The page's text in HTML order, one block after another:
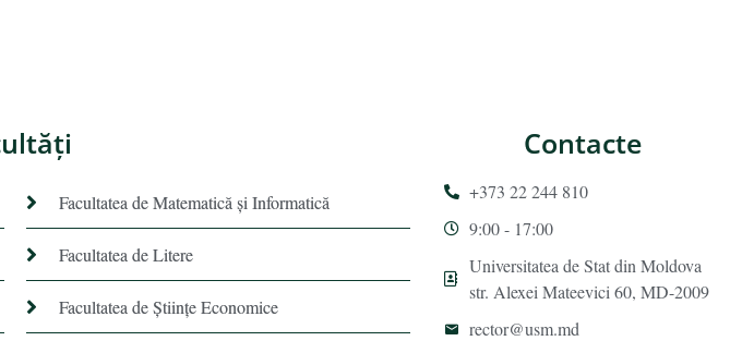
Facultatea de Matematică şi Informatică
Facultatea de Litere
Facultatea de Științe Economice
Contacte
+373 22 244 810
9:00 - 17:00
Universitatea de Stat din Moldova
str. Alexei Mateevici 60, MD-2009
rector@usm.md